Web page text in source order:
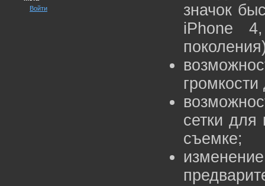
Войти
значок
iPhone
сетки
съемке;